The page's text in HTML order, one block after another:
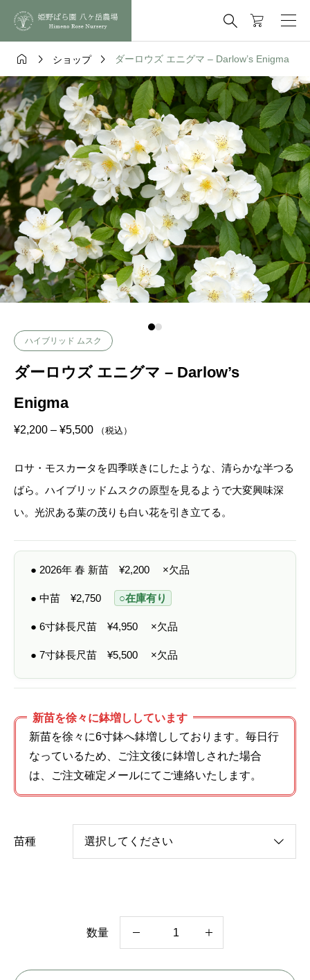

  ショップ  ダーロウズ エニグマ – Darlow’s Enigma
ハイブリッド ムスク
ダーロウズ エニグマ – Darlow’s
Enigma
¥2,200 – ¥5,500価
¥
,
2
0
–
¥
,
0
（税込）
ロサ・モスカータを四季咲きにしたような、清らかな半つる
ばら。ハイブリッドムスクの原型を見るようで大変興味深
い。光沢ある葉の茂りも白い花を引き立てる。
● 2026年 春 新苗 ¥2,200 ×欠品
● 中苗 ¥2,750 ○在庫有り
● 6寸鉢長尺苗 ¥4,950 ×欠品
● 7寸鉢長尺苗 ¥5,500 ×欠品
新苗を徐々に鉢増ししています
新苗を徐々に6寸鉢へ鉢増ししております。毎日行
なっているため、ご注文後に鉢増しされた場合
は、ご注文確定メールにてご連絡いたします。
苗種
数量